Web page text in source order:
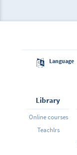
Language
Library
Online courses
Teachlrs